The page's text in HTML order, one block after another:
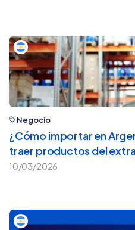
Negocio
¿Cómo importar en
traer productos del
10/03/2026